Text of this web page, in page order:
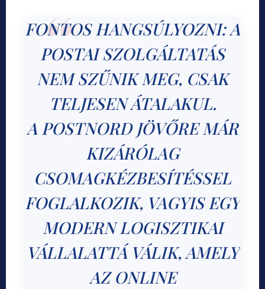
FONTOS HANGSÚLYOZNI: A
POSTAI SZOLGÁLTATÁS
NEM SZŰNIK MEG, CSAK
TELJESEN ÁTALAKUL.
A POSTNORD JÖVŐRE MÁR
KIZÁRÓLAG
CSOMAGKÉZBESÍTÉSSEL
FOGLALKOZIK, VAGYIS EGY
MODERN LOGISZTIKAI
VÁLLALATTÁ VÁLIK, AMELY
AZ ONLINE